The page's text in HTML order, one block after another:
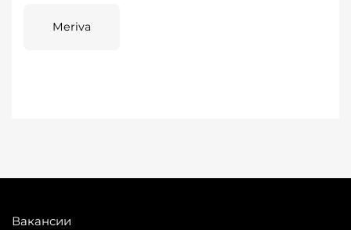
Meriva
Вакансии